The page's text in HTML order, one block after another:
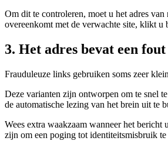
Om dit te controleren, moet u het adres
overeenkomt met de verwachte site, klikt u
3. Het adres bevat een
Frauduleuze links gebruiken soms zeer
Deze varianten zijn ontworpen om te snel
de automatische lezing van het brein uit te
Wees extra waakzaam wanneer het
zijn om een poging tot identiteitsmisbruik